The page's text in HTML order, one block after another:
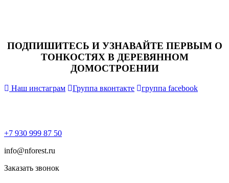
ПОДПИШИТЕСЬ И УЗНАВАЙТЕ ПЕРВЫМ О
ТОНКОСТЯХ В ДЕРЕВЯННОМ
ДОМОСТРОЕНИИ
Наш инстаграм Группа вконтакте группа facebook
+7 930 999 87 50
info@nforest.ru
Заказать звонок